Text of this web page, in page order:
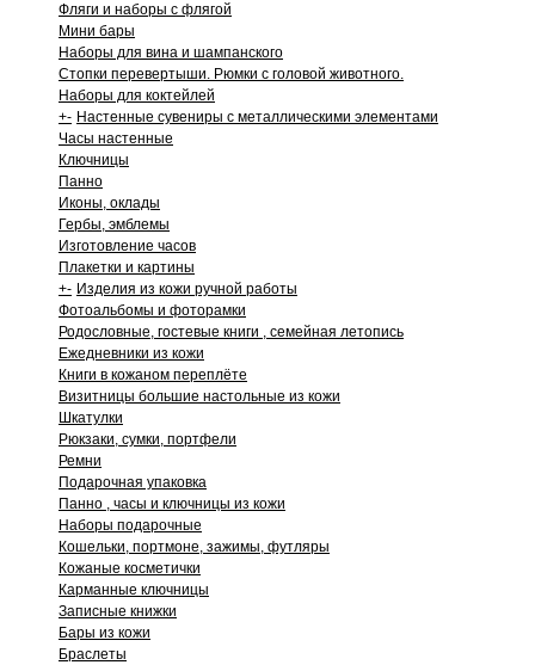
Фляги и наборы с флягой
Мини бары
Наборы для вина и шампанского
Стопки перевертыши. Рюмки с головой животного.
Наборы для коктейлей
+- Настенные сувениры с металлическими элементами
Часы настенные
Ключницы
Панно
Иконы, оклады
Гербы, эмблемы
Изготовление часов
Плакетки и картины
+- Изделия из кожи ручной работы
Фотоальбомы и фоторамки
Родословные, гостевые книги , семейная летопись
Ежедневники из кожи
Книги в кожаном переплёте
Визитницы большие настольные из кожи
Шкатулки
Рюкзаки, сумки, портфели
Ремни
Подарочная упаковка
Панно , часы и ключницы из кожи
Наборы подарочные
Кошельки, портмоне, зажимы, футляры
Кожаные косметички
Карманные ключницы
Записные книжки
Бары из кожи
Браслеты